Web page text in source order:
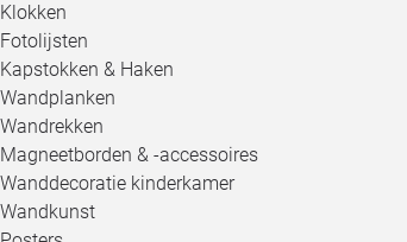
Klokken
Fotolijsten
Kapstokken & Haken
Wandplanken
Wandrekken
Magneetborden & -accessoires
Wanddecoratie kinderkamer
Wandkunst